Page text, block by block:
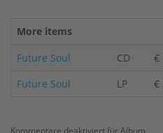
More items
Future Soul
CD €
Future Soul
LP €
Kommentare deaktiviert für Album